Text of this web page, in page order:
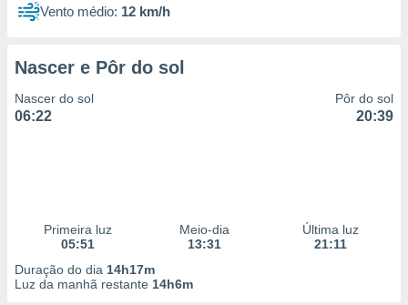
1199
Vento médio: 12 km/h
Nascer e Pôr do sol
Nascer do sol
06:22
Pôr do sol
20:39
Primeira luz
05:51
Meio-dia
13:31
Última luz
21:11
Duração do dia 14h17m
Luz da manhã restante 14h6m